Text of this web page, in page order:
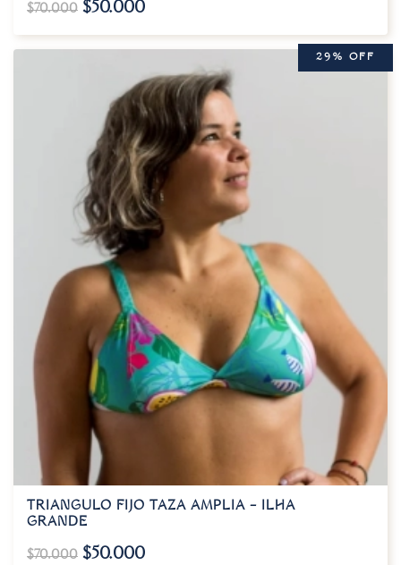
$70.000 $50.000
29% OFF
TRIANGULO FIJO TAZA AMPLIA – ILHA
GRANDE
$70.000 $50.000